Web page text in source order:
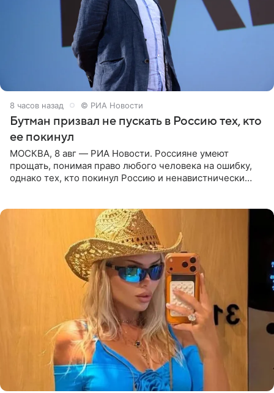
8 часов назад © РИА Новости
Бутман призвал не пускать в Россию тех, кто
ее покинул
МОСКВА, 8 авг — РИА Новости. Россияне умеют
прощать, понимая право любого человека на ошибку,
однако тех, кто покинул Россию и ненавистнически